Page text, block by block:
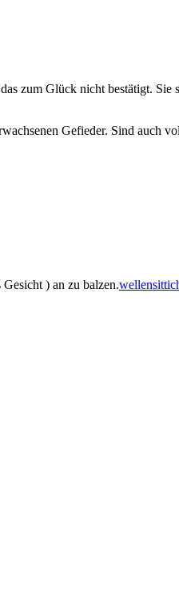
zum Glück nicht bestätigt. Sie
Gefieder. Sind auch
) an zu balzen.